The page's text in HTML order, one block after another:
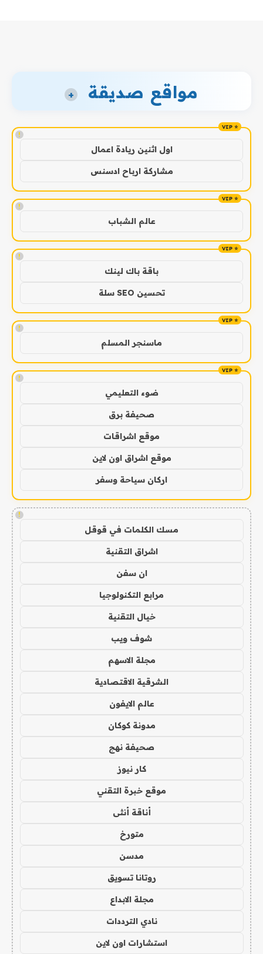
مواقع صديقة +
!
اول اثنين ريادة اعمال
مشاركة ارباح ادسنس
!
عالم الشباب
!
باقة باك لينك
تحسين SEO سلة
!
ماسنجر المسلم
!
ضوء التعليمي
صحيفة برق
موقع اشراقات
موقع اشراق اون لاين
اركان سياحة وسفر
!
مسك الكلمات في قوقل
اشراق التقنية
ان سفن
مرابع التكنولوجيا
خيال التقنية
شوف ويب
مجلة الاسهم
الشرقية الاقتصادية
عالم الايفون
مدونة كوكان
صحيفة نهج
كار نيوز
موقع خبرة التقني
أناقة أنثى
متورخ
مدسن
روتانا تسويق
مجلة الابداع
نادي الترددات
استشارات اون لاين